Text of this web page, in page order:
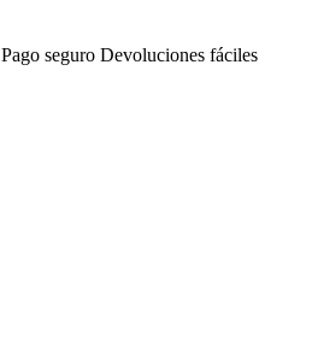
Pago seguro Devoluciones fáciles